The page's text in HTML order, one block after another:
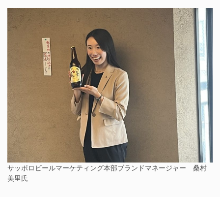
サッポロビールマーケティング本部ブランドマネージャー 桑村
美里氏